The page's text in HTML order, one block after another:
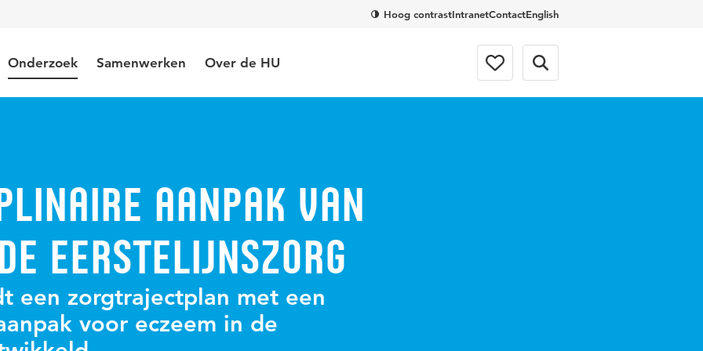
Hoog contrastIntranetContactEnglish
Onderzoek Samenwerken Over de HU
aanpak van
eerstelijnszorg
een zorgtrajectplan met een
voor eczeem in de